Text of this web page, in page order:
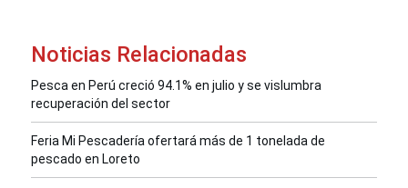
Noticias Relacionadas
Pesca en Perú creció 94.1% en julio y se vislumbra
recuperación del sector
Feria Mi Pescadería ofertará más de 1 tonelada de
pescado en Loreto